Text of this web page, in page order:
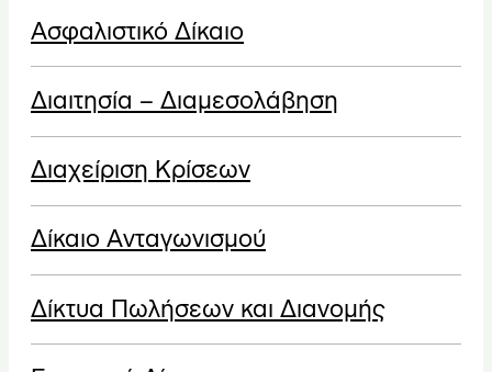
Ασφαλιστικό Δίκαιο
Διαιτησία – Διαμεσολάβηση
Διαχείριση Κρίσεων
Δίκαιο Ανταγωνισμού
Δίκτυα Πωλήσεων και Διανομής